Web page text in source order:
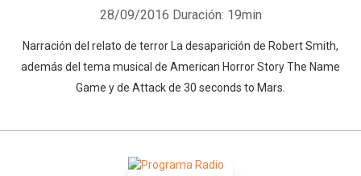
28/09/2016 Duración: 19min
Narración del relato de terror La desaparición de Robert Smith,
además del tema musical de American Horror Story The Name
Game y de Attack de 30 seconds to Mars.